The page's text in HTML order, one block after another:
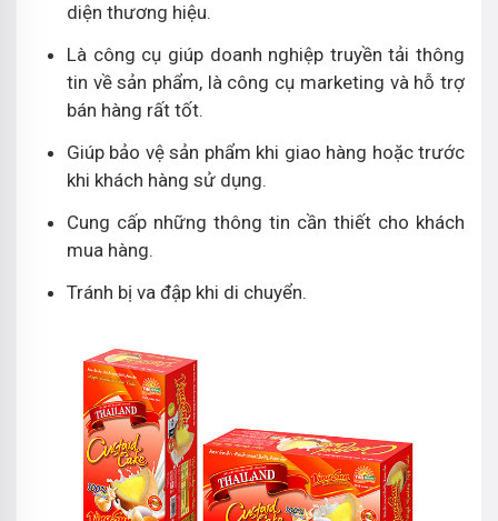
diện thương hiệu.
Là công cụ giúp doanh nghiệp truyền tải thông
tin về sản phẩm, là công cụ marketing và hỗ trợ
bán hàng rất tốt.
Giúp bảo vệ sản phẩm khi giao hàng hoặc trước
khi khách hàng sử dụng.
Cung cấp những thông tin cần thiết cho khách
mua hàng.
Tránh bị va đập khi di chuyển.